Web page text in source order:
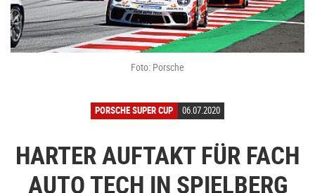
Foto: Porsche
PORSCHE SUPER CUP 06.07.2020
HARTER AUFTAKT FÜR FACH
AUTO TECH IN SPIELBERG